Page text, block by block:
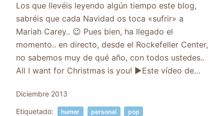
Los que llevéis leyendo algún tiempo este blog,
sabréis que cada Navidad os toca «sufrir» a
Mariah Carey.. 😉 Pues bien, ha llegado el
momento.. en directo, desde el Rockefeller Center,
no sabemos muy de qué año, con todos ustedes..
All I want for Christmas is you! ▶Este vídeo de…
Diciembre 2013
Etiquetado: humor personal pop